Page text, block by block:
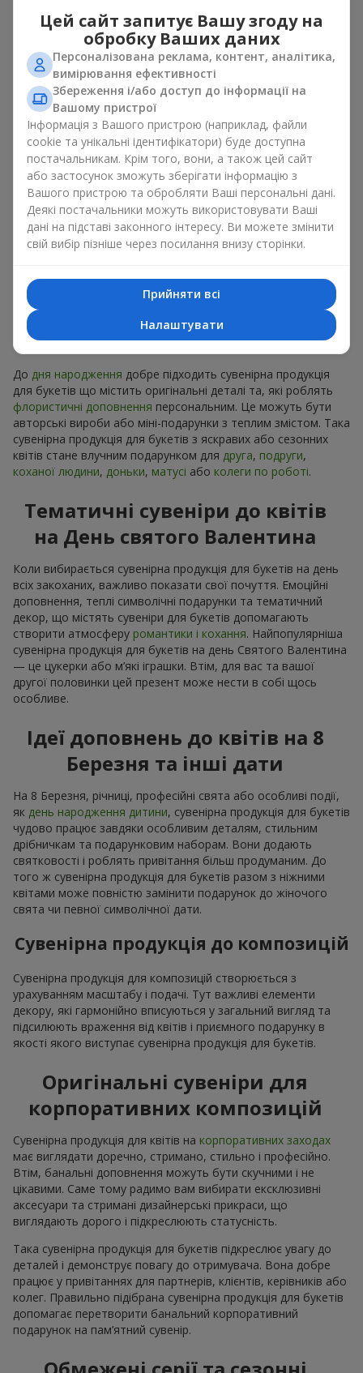
Для яскравих є сенс використати більш сміливі додаткові
акценти, як вишуканіцукеркичи дорогі сувеніри.
Сувенірна продукція для букетів повинна вибиратись,
враховуючи й привід, і людину, якій адресований подарунок.
Якщо сумніваєтесь, яка сувенірна продукція для букетів вам
потрібна — обирайте універсальні маленькі приємності,
широкий вибір яких знайдеться у нашому каталозі.
Сувеніри до букетів на різні свята
Свято задає настрій, а сувенірна продукція для букетів його
підкреслює. Саме тому сувеніри для квітів часто обирають з
урахуванням дати та події. В нашому асортименті
знайдеться сувенірна продукція для букетів, що підійде до
бюджет.
Сувенірна продукція до
букетів на День народження
До дня народження добре підходить сувенірна продукція
для букетів що містить оригінальні деталі та, які роблять
флористичні доповнення персональним. Це можуть бути
авторські вироби або міні-подарунки з теплим змістом. Така
сувенірна продукція для букетів з яскравих або сезонних
квітів стане влучним подарунком для друга, подруги,
коханої людини, доньки, матусі або колеги по роботі.
Тематичні сувеніри до квітів
на День святого Валентина
Коли вибирається сувенірна продукція для букетів на день
всіх закоханих, важливо показати свої почуття. Емоційні
доповнення, теплі символічні подарунки та тематичний
декор, що містять сувеніри для букетів допомагають
створити атмосферу романтики і кохання. Найпопулярніша
сувенірна продукція для букетів на день Святого Валентина
— це цукерки або м’які іграшки. Втім, для вас та вашої
другої половинки цей презент може нести в собі щось
особливе.
Ідеї доповнень до квітів на 8
Березня та інші дати
На 8 Березня, річниці, професійні свята або особливі події,
як день народження дитини, сувенірна продукція для букетів
чудово працює завдяки особливим деталям, стильним
дрібничкам та подарунковим наборам. Вони додають
святковості і роблять привітання більш продуманим. До
того ж сувенірна продукція для букетів разом з ніжними
квітами може повністю замінити подарунок до жіночого
свята чи певної символічної дати.
Сувенірна продукція до композицій
Сувенірна продукція для композицій створюється з
урахуванням масштабу і подачі. Тут важливі елементи
декору, які гармонійно вписуються у загальний вигляд та
підсилюють враження від квітів і приємного подарунку в
якості якого виступає сувенірна продукція для букетів.
Оригінальні сувеніри для
корпоративних композицій
Сувенірна продукція для квітів на корпоративних заходах
має виглядати доречно, стримано, стильно і професійно.
Втім, банальні доповнення можуть бути скучними і не
цікавими. Саме тому радимо вам вибирати ексклюзивні
аксесуари та стримані дизайнерські прикраси, що
виглядають дорого і підкреслюють статусність.
Така сувенірна продукція для букетів підкреслює увагу до
деталей і демонструє повагу до отримувача. Вона добре
працює у привітаннях для партнерів, клієнтів, керівників або
колег. Правильно підібрана сувенірна продукція для букетів
допомагає перетворити банальний корпоративний
подарунок на пам’ятний сувенір.
Цей сайт запитує Вашу згоду на
обробку Ваших даних
Персоналізована реклама, контент, аналітика,
вимірювання ефективності
Збереження і/або доступ до інформації на
Вашому пристрої
Інформація з Вашого пристрою (наприклад, файли
cookie та унікальні ідентифікатори) буде доступна
постачальникам. Крім того, вони, а також цей сайт
або застосунок зможуть зберігати інформацію з
Вашого пристрою та обробляти Ваші персональні дані.
Деякі постачальники можуть використовувати Ваші
дані на підставі законного інтересу. Ви можете змінити
свій вибір пізніше через посилання внизу сторінки.
Прийняти всі
Налаштувати